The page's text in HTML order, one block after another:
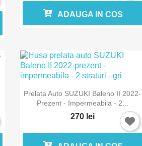
ADAUGA IN COS
 Vizualizare rapida
Prelata Auto SUZUKI Baleno II 2022-
Prezent - Impermeabila - 2...
270 lei